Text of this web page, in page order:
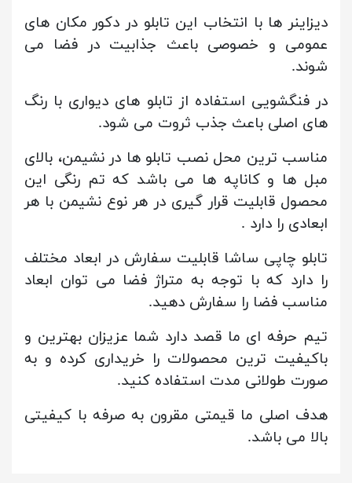
دیزاینر ها با انتخاب این تابلو در دکور مکان های
عمومی و خصوصی باعث جذابیت در فضا می
شوند.
در فنگشویی استفاده از تابلو های دیواری با رنگ
های اصلی باعث جذب ثروت می شود.
مناسب ترین محل نصب تابلو ها در نشیمن، بالای
مبل ها و کاناپه ها می باشد که تم رنگی این
محصول قابلیت قرار گیری در هر نوع نشیمن با هر
ابعادی را دارد .
تابلو چاپی ساشا قابلیت سفارش در ابعاد مختلف
را دارد که با توجه به متراژ فضا می توان ابعاد
مناسب فضا را سفارش دهید.
تیم حرفه ای ما قصد دارد شما عزیزان بهترین و
باکیفیت ترین محصولات را خریداری کرده و به
صورت طولانی مدت استفاده کنید.
هدف اصلی ما قیمتی مقرون به صرفه با کیفیتی
بالا می باشد.